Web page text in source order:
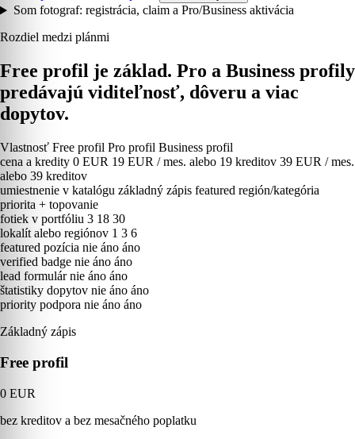
Som fotograf: registrácia, claim a Pro/Business aktivácia
Rozdiel medzi plánmi
Free profil je základ. Pro a Business profily
predávajú viditeľnosť, dôveru a viac
dopytov.
Vlastnosť Free profil Pro profil Business profil
cena a kredity 0 EUR 19 EUR / mes. alebo 19 kreditov 39 EUR / mes.
alebo 39 kreditov
umiestnenie v katalógu základný zápis featured región/kategória
priorita + topovanie
fotiek v portfóliu 3 18 30
lokalít alebo regiónov 1 3 6
featured pozícia nie áno áno
verified badge nie áno áno
lead formulár nie áno áno
štatistiky dopytov nie áno áno
priority podpora nie áno áno
Základný zápis
Free profil
0 EUR
bez kreditov a bez mesačného poplatku